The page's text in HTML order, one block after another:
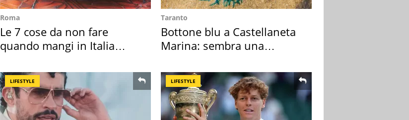
Roma
Le 7 cose da non fare
quando mangi in Italia
Taranto
Bottone blu a Castellaneta
Marina: sembra una
LIFESTYLE LIFESTYLE